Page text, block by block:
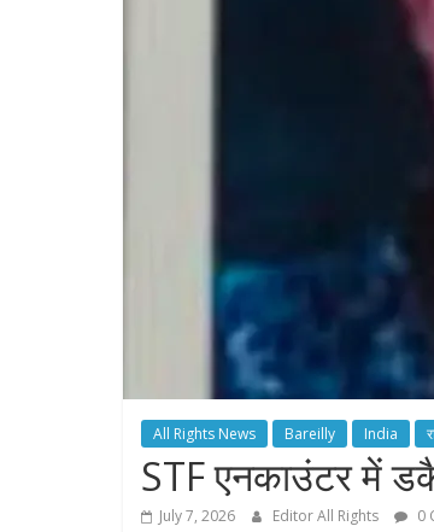
All Rights News Bareilly India
STF एनकाउंटर में
July 7, 2026 Editor All Rights 0